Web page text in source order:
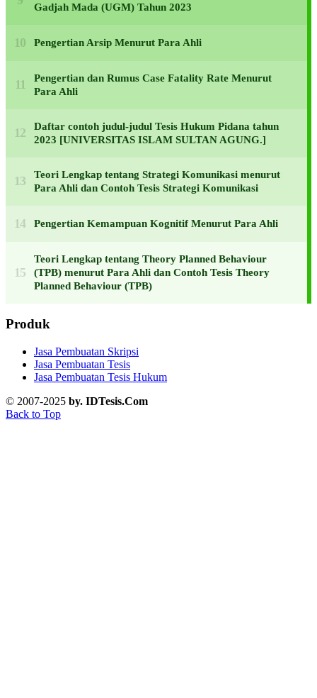
Gadjah Mada (UGM) Tahun 2023
Pengertian Arsip Menurut Para Ahli
Pengertian dan Rumus Case Fatality Rate Menurut
Para Ahli
Daftar contoh judul-judul Tesis Hukum Pidana tahun
2023 [UNIVERSITAS ISLAM SULTAN AGUNG.]
Teori Lengkap tentang Strategi Komunikasi menurut
Para Ahli dan Contoh Tesis Strategi Komunikasi
Pengertian Kemampuan Kognitif Menurut Para Ahli
Teori Lengkap tentang Theory Planned Behaviour
(TPB) menurut Para Ahli dan Contoh Tesis Theory
Planned Behaviour (TPB)
Produk
Jasa Pembuatan Skripsi
Jasa Pembuatan Tesis
Jasa Pembuatan Tesis Hukum
© 2007-2025 by. IDTesis.Com
Back to Top